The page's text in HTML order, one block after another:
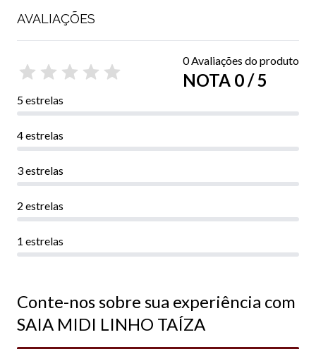
AVALIAÇÕES
0 Avaliações do produto
NOTA 0 / 5
5 estrelas
4 estrelas
3 estrelas
2 estrelas
1 estrelas
Conte-nos sobre sua experiência com
SAIA MIDI LINHO TAÍZA